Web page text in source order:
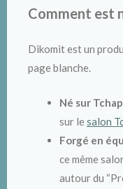
Comment est
Dikomit est un
page blanche.
Né sur Tchap
sur lesalon
Forgé en
ce même
autour du